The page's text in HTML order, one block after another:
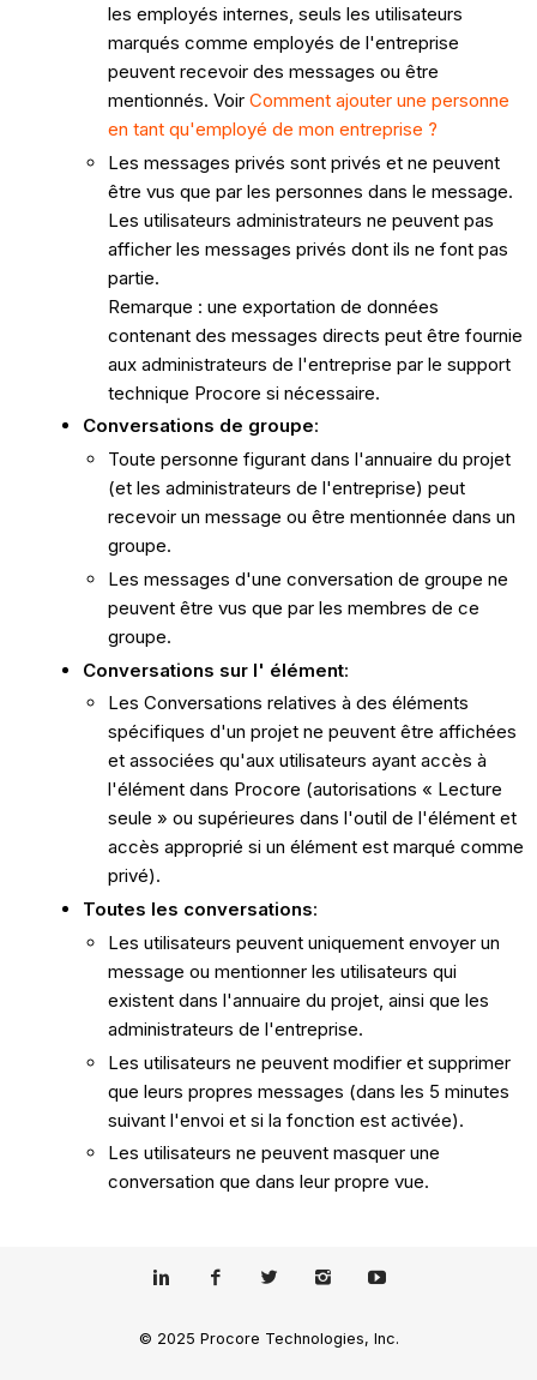
les employés internes, seuls les utilisateurs
marqués comme employés de l'entreprise
peuvent recevoir des messages ou être
mentionnés. Voir Comment ajouter une personne
en tant qu'employé de mon entreprise ?
Les messages privés sont privés et ne peuvent
être vus que par les personnes dans le message.
Les utilisateurs administrateurs ne peuvent pas
afficher les messages privés dont ils ne font pas
partie.
Remarque : une exportation de données
contenant des messages directs peut être fournie
aux administrateurs de l'entreprise par le support
technique Procore si nécessaire.
Conversations de groupe:
Toute personne figurant dans l'annuaire du projet
(et les administrateurs de l'entreprise) peut
recevoir un message ou être mentionnée dans un
groupe.
Les messages d'une conversation de groupe ne
peuvent être vus que par les membres de ce
groupe.
Conversations sur l' élément:
Les Conversations relatives à des éléments
spécifiques d'un projet ne peuvent être affichées
et associées qu'aux utilisateurs ayant accès à
l'élément dans Procore (autorisations « Lecture
seule » ou supérieures dans l'outil de l'élément et
accès approprié si un élément est marqué comme
privé).
Toutes les conversations:
Les utilisateurs peuvent uniquement envoyer un
message ou mentionner les utilisateurs qui
existent dans l'annuaire du projet, ainsi que les
administrateurs de l'entreprise.
Les utilisateurs ne peuvent modifier et supprimer
que leurs propres messages (dans les 5 minutes
suivant l'envoi et si la fonction est activée).
Les utilisateurs ne peuvent masquer une
conversation que dans leur propre vue.
© 2025 Procore Technologies, Inc.